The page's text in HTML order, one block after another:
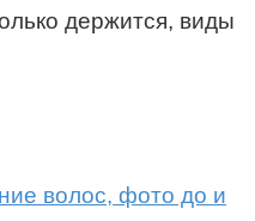
волос, фото до и